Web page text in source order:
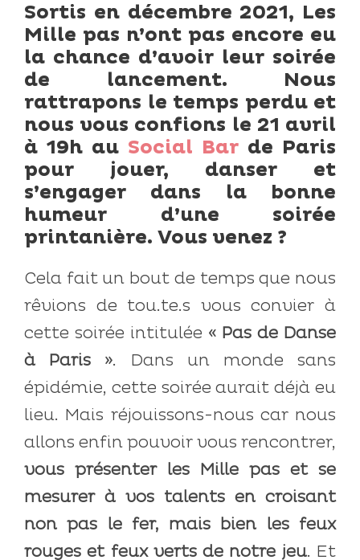
Sortis en décembre 2021, Les
Mille pas n’ont pas encore eu
la chance d’avoir leur soirée
de lancement. Nous
rattrapons le temps perdu et
nous vous confions le 21 avril
à 19h au Social Bar de Paris
pour jouer, danser et
s’engager dans la bonne
humeur d’une soirée
printanière. Vous venez ?
Cela fait un bout de temps que nous
rêvions de tou.te.s vous convier à
cette soirée intitulée « Pas de Danse
à Paris ». Dans un monde sans
épidémie, cette soirée aurait déjà eu
lieu. Mais réjouissons-nous car nous
allons enfin pouvoir vous rencontrer,
vous présenter les Mille pas et se
mesurer à vos talents en croisant
non pas le fer, mais bien les feux
rouges et feux verts de notre jeu. Et